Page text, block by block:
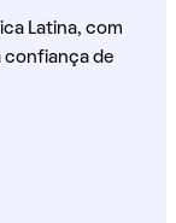
Latina, com
confiança de